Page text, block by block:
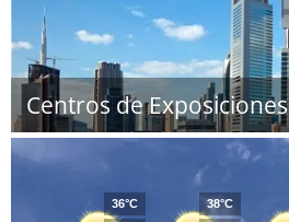
Centros de Exposiciones
36°C 38°C